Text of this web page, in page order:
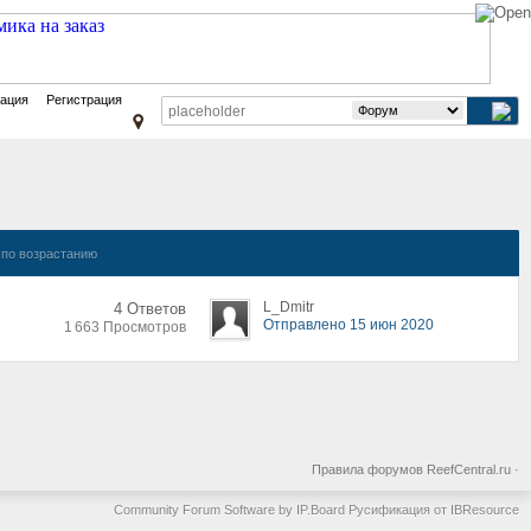
Регистрация
по возрастанию
4 Ответов
1 663 Просмотров
L_Dmitr
Отправлено 15 июн 2020
Правила форумов ReefCentral.ru ·
Community Forum Software by IP.Board Русификация от IBResource